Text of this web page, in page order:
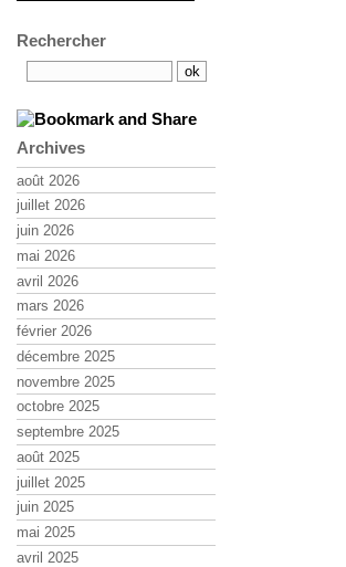
Rechercher
Archives
août 2026
juillet 2026
juin 2026
mai 2026
avril 2026
mars 2026
février 2026
décembre 2025
novembre 2025
octobre 2025
septembre 2025
août 2025
juillet 2025
juin 2025
mai 2025
avril 2025